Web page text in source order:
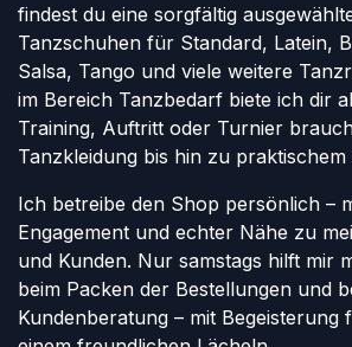
findest du eine sorgfältig
Tanzschuhen für Standard, Latein,
Salsa, Tango und viele weitere
im Bereich Tanzbedarf biete ich dir
Training, Auftritt oder Turnier
Tanzkleidung bis hin zu praktischem
Ich betreibe den Shop persönlich –
Engagement und echter Nähe zu
und Kunden. Nur samstags hilft mir
beim Packen der Bestellungen und
Kundenberatung – mit Begeisterung